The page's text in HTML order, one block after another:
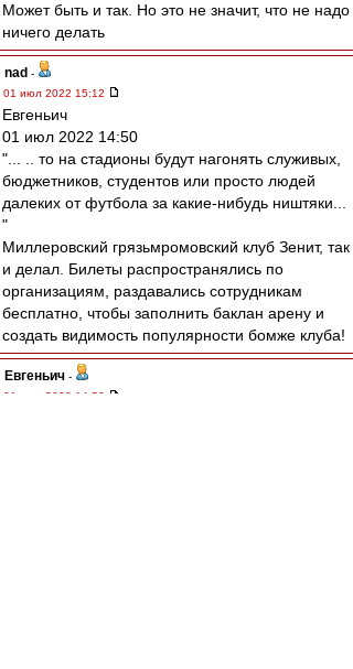
Может быть и так. Но это не значит, что не надо
ничего делать
nad -
01 июл 2022 15:12
Евгеньич
01 июл 2022 14:50
"... .. то на стадионы будут нагонять служивых,
бюджетников, студентов или просто людей
далеких от футбола за какие-нибудь ништяки...
"
Миллеровский грязьмромовский клуб Зенит, так
и делал. Билеты распространялись по
организациям, раздавались сотрудникам
бесплатно, чтобы заполнить баклан арену и
создать видимость популярности бомже клуба!
Евгеньич -
01 июл 2022 14:50